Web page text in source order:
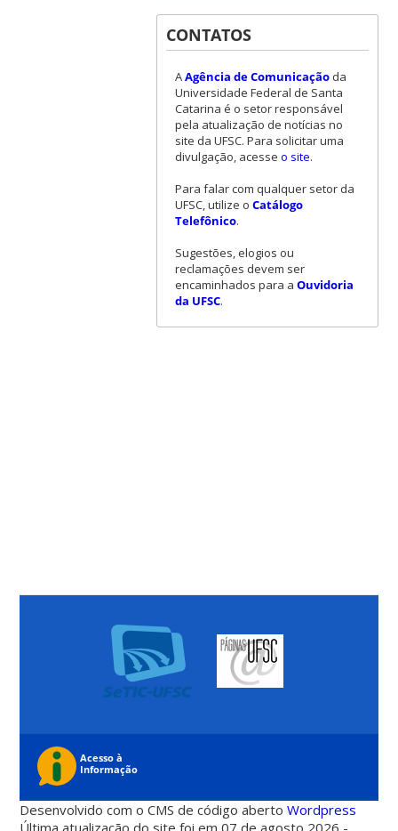
CONTATOS
AAgência de Comunicaçãoda
Universidade Federal de Santa
Catarina é o setor responsável
pela atualização de notícias no
site da UFSC. Para solicitar uma
divulgação, acesse o site.
Para falar com qualquer setor da
UFSC, utilize o Catálogo
Telefônico.
Sugestões, elogios ou
reclamações devem ser
encaminhados para a Ouvidoria
da UFSC.
Desenvolvido com o CMS de código abertoWordpress
Última atualização do site foi em 07 de agosto 2026 -